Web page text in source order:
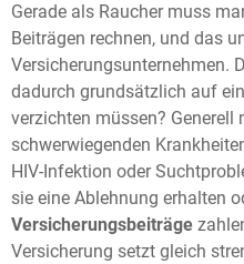
Gerade als Raucher muss
Beiträgen rechnen, und das
Versicherungsunternehmen.
dadurch grundsätzlich auf
verzichten müssen?
schwerwiegenden
HIV-Infektion oder
sie eine Ablehnung erhalten
Versicherungsbeiträge
Versicherung setzt gleich